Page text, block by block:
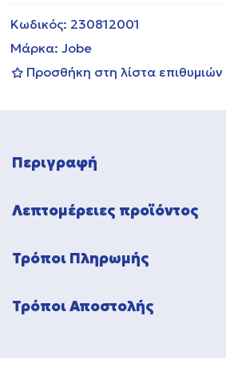
Κωδικός: 230812001
Μάρκα: Jobe
Προσθήκη στη λίστα επιθυμιών
Περιγραφή
Λεπτομέρειες προϊόντος
Τρόποι Πληρωμής
Τρόποι Αποστολής